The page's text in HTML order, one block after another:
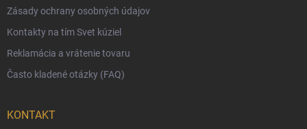
Obchodné podmienky
Zásady ochrany osobných údajov
Zásady ochrany osobných údajov
Kontakty na tím Svet kúziel
Reklamácia a vrátenie tovaru
Často kladené otázky (FAQ)
KONTAKT